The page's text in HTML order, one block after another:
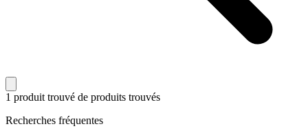
1 produit trouvé de produits trouvés
Recherches fréquentes